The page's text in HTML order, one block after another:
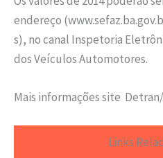
endereço
s), no canal Inspetoria
dos Veículos Automotores.
Mais informações site
Links